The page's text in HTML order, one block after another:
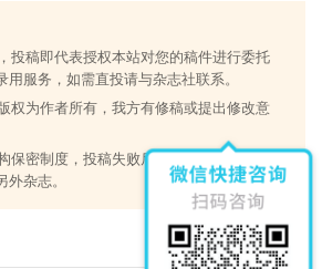
投稿即代表授权本站对您的稿件进行委托
服务，如需直投请与杂志社联系。
权为作者所有，我方有修稿或提出修改意
保密制度，投稿失败后，遵从原创作者意
杂志。